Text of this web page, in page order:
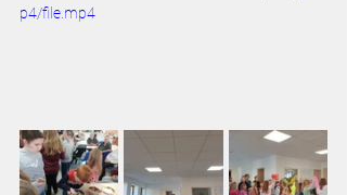
p4/file.mp4